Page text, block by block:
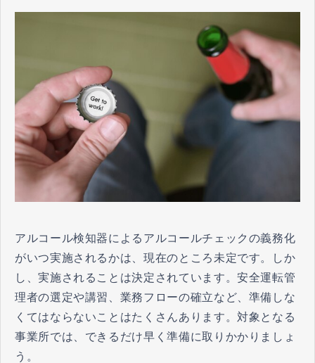
アルコール検知器によるアルコールチェックの義務化
がいつ実施されるかは、現在のところ未定です。しか
し、実施されることは決定されています。安全運転管
理者の選定や講習、業務フローの確立など、準備しな
くてはならないことはたくさんあります。対象となる
事業所では、できるだけ早く準備に取りかかりましょ
う。